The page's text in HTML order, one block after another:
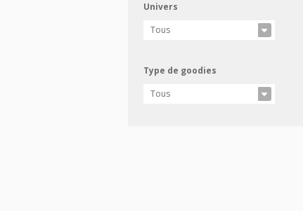
Univers
Tous
Type de goodies
Tous